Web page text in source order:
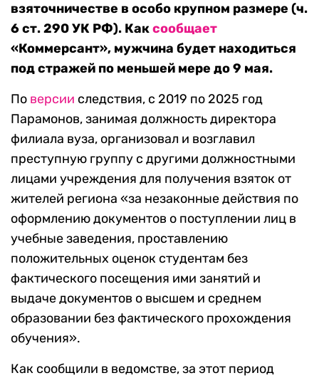
взяточничестве в особо крупном размере (ч.
6 ст. 290 УК РФ). Каксообщает
«Коммерсант», мужчина будет находиться
под стражей по меньшей мере до 9 мая.
По версии следствия, с 2019 по 2025 год
Парамонов, занимая должность директора
филиала вуза, организовал и возглавил
преступную группу с другими должностными
лицами учреждения для получения взяток от
жителей региона «за незаконные действия по
оформлению документов о поступлении лиц в
учебные заведения, проставлению
положительных оценок студентам без
фактического посещения ими занятий и
выдаче документов о высшем и среднем
образовании без фактического прохождения
обучения».
Как сообщили в ведомстве, за этот период